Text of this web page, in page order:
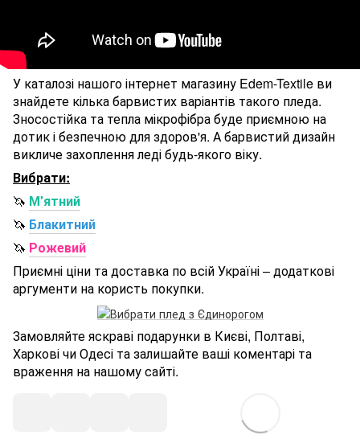
У каталозі нашого інтернет магазину Edem-Textile ви
знайдете кілька барвистих варіантів такого пледа.
Зносостійка та тепла мікрофібра буде приємною на
дотик і безпечною для здоров'я. А барвистий дизайн
викличе захоплення леді будь-якого віку.
Вибрати:
🦄 М'ятний
🦄 Блакитний
🦄 Рожевий
Приємні ціни та доставка по всій Україні – додаткові
аргументи на користь покупки.
Замовляйте яскраві подарунки в Києві, Полтаві,
Харкові чи Одесі та залишайте ваші коментарі та
враження на нашому сайті.